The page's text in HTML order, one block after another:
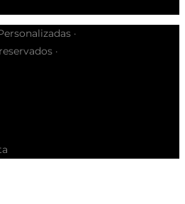
·
·